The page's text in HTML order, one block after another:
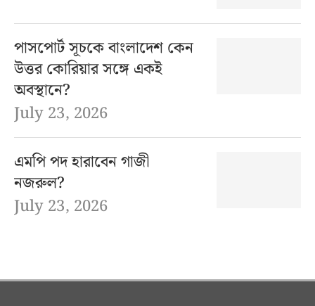
পাসপোর্ট সূচকে বাংলাদেশ কেন
উত্তর কোরিয়ার সঙ্গে একই
অবস্থানে?
July 23, 2026
এমপি পদ হারাবেন গাজী
নজরুল?
July 23, 2026